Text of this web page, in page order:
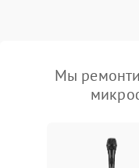
Мы